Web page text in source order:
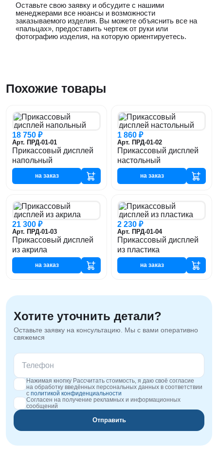
Оставьте свою заявку и обсудите с нашими
менеджерами все нюансы и возможности
заказываемого изделия. Вы можете объяснить все на
«пальцах», предоставить чертеж от руки или
фотографию изделия, на которую ориентируетесь.
Похожие товары
18 750 ₽
Арт. ПРД-01-01
Прикассовый дисплей
напольный
на заказ
1 860 ₽
Арт. ПРД-01-02
Прикассовый дисплей
настольный
на заказ
21 300 ₽
Арт. ПРД-01-03
Прикассовый дисплей
из акрила
на заказ
2 230 ₽
Арт. ПРД-01-04
Прикассовый дисплей
из пластика
на заказ
Хотите уточнить детали?
Оставьте заявку на консультацию. Мы с вами оперативно
свяжемся
Нажимая кнопку Рассчитать стоимость, я даю своё согласие
на обработку введённых персональных данных в соответствии
с политикой конфиденциальности
Согласен на получение рекламных и информационных
сообщений
Отправить